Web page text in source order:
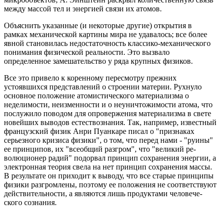
между массой тел и энергией связи их атомов.
Объяснить указанные (и некоторые другие) открытия в
рамках механической картины мира не удавалось; все более
явной становилась недостаточность классико-механического
понимания физической реальности. Это вызвало
определенное замешательство у ряда крупных физиков.
Все это привело к коренному пересмотру преж­них
устоявшихся представлений о строении материи. Рухнуло
основное положение атомистического мате­риализма о
неделимости, неизменности и о неуничтожимости атома, что
послужило поводом для опро­вержения материализма в свете
новейших выводов естествознания. Так, например, известный
француз­ский физик Анри Пуанкаре писал о "признаках
серьезного кризиса физики", о том, что перед нами - "руины"
ее принципов, их "всеобщий разгром", что "великий ре­
волюционер радий" подорвал принцип сохранения энергии, а
электронная теория свела на нет принцип сохранения массы.
В результате он приходит к выводу, что все старые принципы
физики разгромлены, поэтому ее положения не соответствуют
действи­тельности, а являются лишь продуктами человече­
ского сознания.